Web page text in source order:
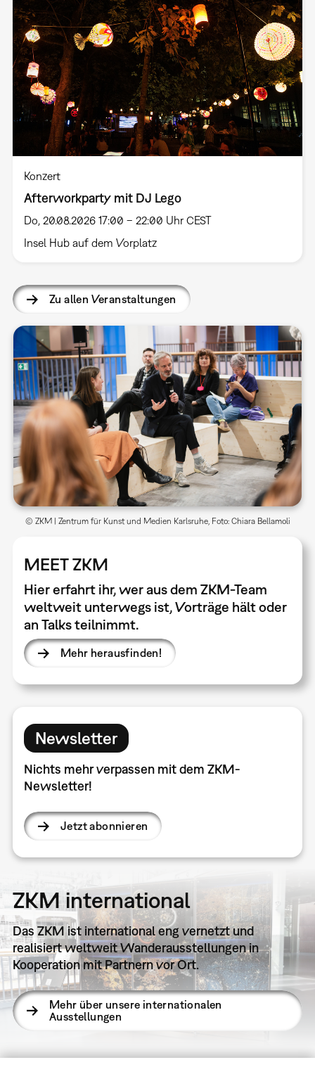
Konzert
Afterworkparty mit DJ Lego
Do, 20.08.2026 17:00 – 22:00 Uhr CEST
Insel Hub auf dem Vorplatz
Zu allen Veranstaltungen
MEET ZKM
Hier erfahrt ihr, wer aus dem ZKM-Team
weltweit unterwegs ist, Vorträge hält oder
an Talks teilnimmt.
Mehr herausfinden!
© ZKM | Zentrum für Kunst und Medien Karlsruhe, Foto: Chiara Bellamoli
Newsletter
Nichts mehr verpassen mit dem ZKM-
Newsletter!
Jetzt abonnieren
ZKM international
Das ZKM ist international eng vernetzt und
realisiert weltweit Wanderausstellungen in
Kooperation mit Partnern vor Ort.
Mehr über unsere internationalen
Ausstellungen